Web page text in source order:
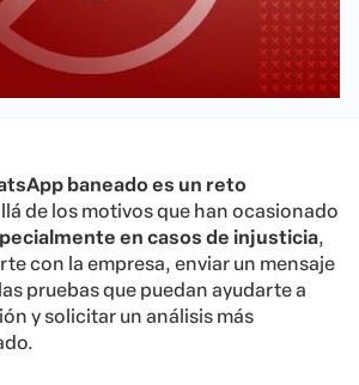
baneado es un reto
de los motivos que han ocasionado
en casos de injusticia,
con la empresa, enviar un mensaje
pruebas que puedan ayudarte a
y solicitar un análisis más